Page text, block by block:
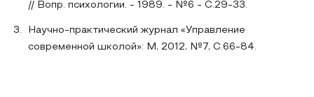
// Вопр. психологии. - 1989. - №6 - С.29-33.
Научно-практический журнал «Управление
современной школой»: М, 2012, №7, С.66-84.